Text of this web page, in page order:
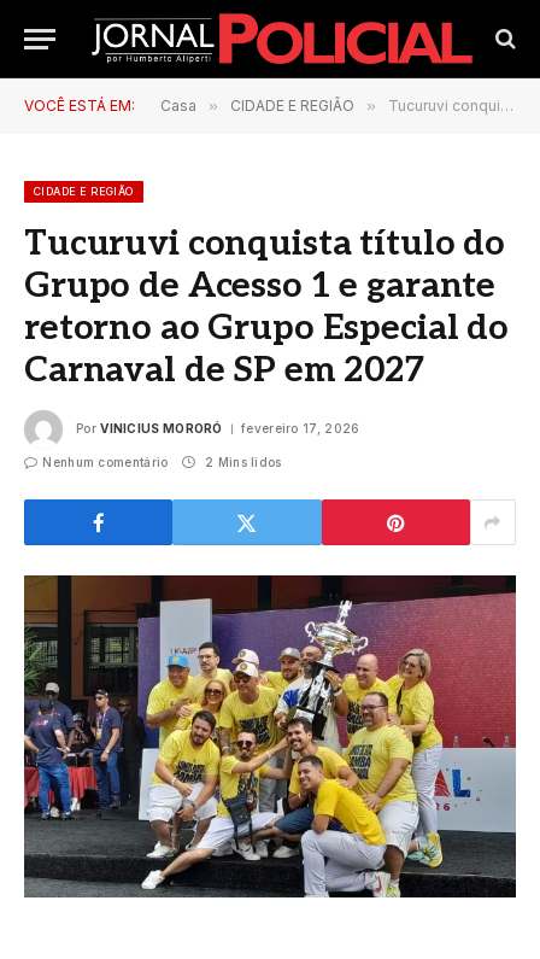
VOCÊ ESTÁ EM: Casa » CIDADE E REGIÃO » Tucuruvi conquista título do Grupo de Acesso 1 e garante retorno ao Grupo Especial do Carnaval de SP em 2027
CIDADE E REGIÃO
Tucuruvi conquista título do
Grupo de Acesso 1 e garante
retorno ao Grupo Especial do
Carnaval de SP em 2027
Por VINICIUS MORORÓ fevereiro 17, 2026
Nenhum comentário 2 Mins lidos